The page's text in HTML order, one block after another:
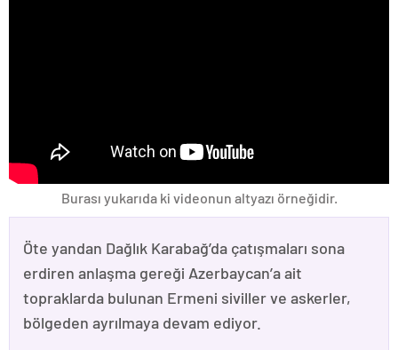
Burası yukarıda ki videonun altyazı örneğidir.
Öte yandan Dağlık Karabağ’da çatışmaları sona
erdiren anlaşma gereği Azerbaycan’a ait
topraklarda bulunan Ermeni siviller ve askerler,
bölgeden ayrılmaya devam ediyor.